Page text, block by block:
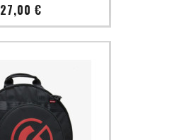
Prix
27,00 €